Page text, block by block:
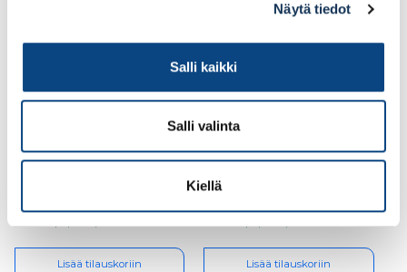
Näytä tiedot
Salli kaikki
Salli valinta
Kiellä
0,225l
Lisää tilauskoriin
0,9l
Lisää tilauskoriin